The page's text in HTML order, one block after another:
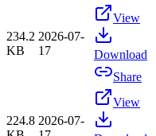
234.2
KB
2026-07-
17
View
Download
Share
224.8 2026-07-
View